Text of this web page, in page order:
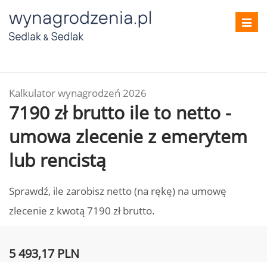
Kalkulator wynagrodzeń 2026
7190 zł brutto ile to netto -
umowa zlecenie z emerytem
lub rencistą
Sprawdź, ile zarobisz netto (na rękę) na umowę
zlecenie z kwotą 7190 zł brutto.
5 493,17 PLN